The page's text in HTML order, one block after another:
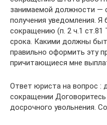
занимаемой должности —
получения уведомления. Я
сокращению (п. 2 ч.1
срока. Какими должны
правильно оформить эту
причитающиеся мне
Ответ юриста на вопрос :
сокращении
досрочного увольнения.